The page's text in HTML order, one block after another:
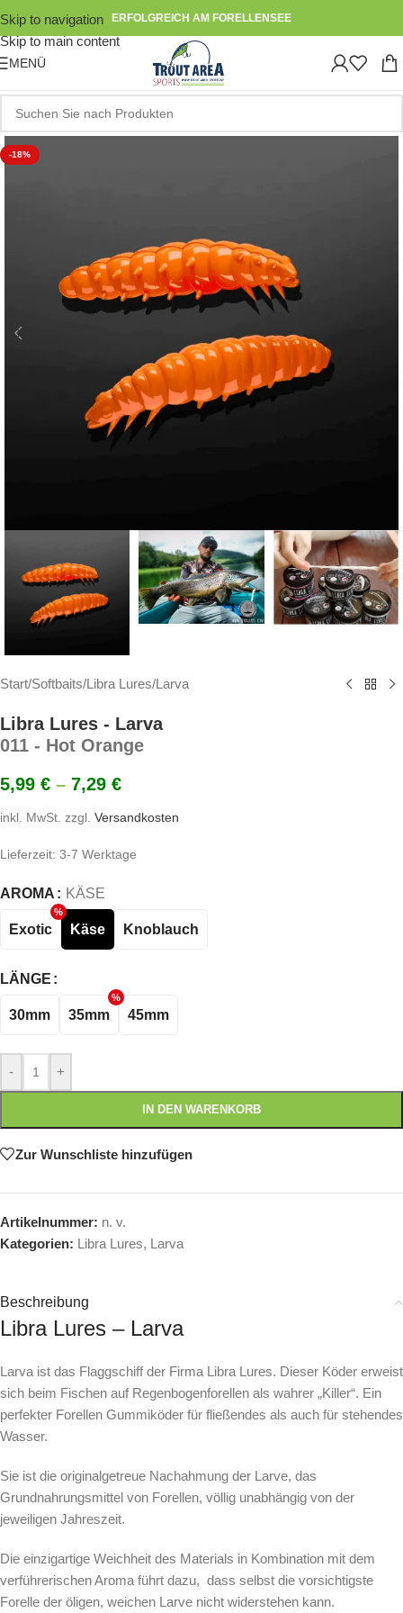
Skip to navigation
Skip to main content
ERFOLGREICH AM FORELLENSEE
MENÜ
-18%
Start/Softbaits/Libra Lures/Larva
Libra Lures - Larva
011 - Hot Orange
5,99 € – 7,29 €
inkl. MwSt. zzgl. Versandkosten
Lieferzeit: 3-7 Werktage
AROMA KÄSE
Exotic Käse Knoblauch
LÄNGE
30mm 35mm 45mm
- +
IN DEN WARENKORB
Zur Wunschliste hinzufügen
Artikelnummer: n. v.
Kategorien: Libra Lures, Larva
Beschreibung
Libra Lures – Larva
Larva ist das Flaggschiff der Firma Libra Lures. Dieser Köder erweist
sich beim Fischen auf Regenbogenforellen als wahrer „Killer“. Ein
perfekter Forellen Gummiköder für fließendes als auch für stehendes
Wasser.
Sie ist die originalgetreue Nachahmung der Larve, das
Grundnahrungsmittel von Forellen, völlig unabhängig von der
jeweiligen Jahreszeit.
Die einzigartige Weichheit des Materials in Kombination mit dem
verführerischen Aroma führt dazu, dass selbst die vorsichtigste
Forelle der öligen, weichen Larve nicht widerstehen kann.